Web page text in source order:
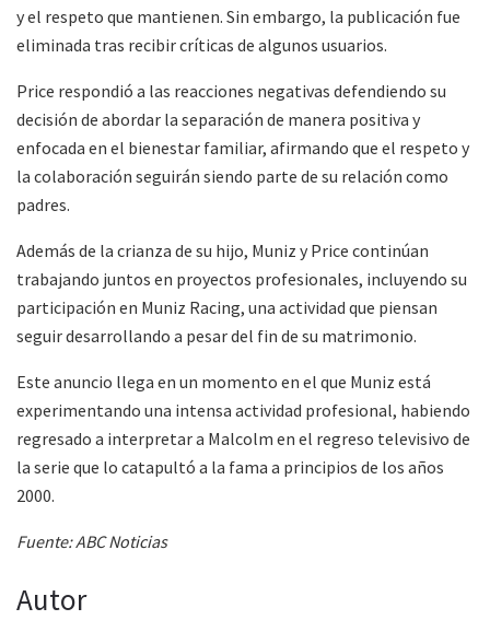
y el respeto que mantienen. Sin embargo, la publicación fue
eliminada tras recibir críticas de algunos usuarios.
Price respondió a las reacciones negativas defendiendo su
decisión de abordar la separación de manera positiva y
enfocada en el bienestar familiar, afirmando que el respeto y
la colaboración seguirán siendo parte de su relación como
padres.
Además de la crianza de su hijo, Muniz y Price continúan
trabajando juntos en proyectos profesionales, incluyendo su
participación en Muniz Racing, una actividad que piensan
seguir desarrollando a pesar del fin de su matrimonio.
Este anuncio llega en un momento en el que Muniz está
experimentando una intensa actividad profesional, habiendo
regresado a interpretar a Malcolm en el regreso televisivo de
la serie que lo catapultó a la fama a principios de los años
2000.
Fuente: ABC Noticias
Autor